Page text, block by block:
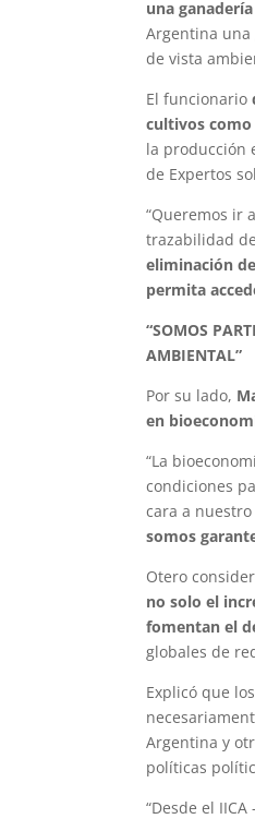
una
Argentina
de vista
El funcionario
cultivos como
la producción
de Expertos
“Queremos ir
trazabilidad
eliminación
permita
“SOMOS
AMBIENTAL”
Por su lado,
en
“La
condiciones
cara a
somos
Otero
no solo el
fomentan el
globales de
Explicó que
Argentina y
políticas
“Desde el